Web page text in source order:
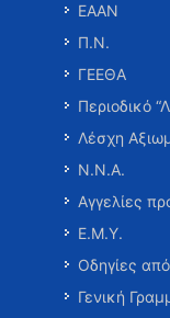
ΕΑΑΝ
Π.Ν.
ΓΕΕΘΑ
Περιοδικό
Λέσχη
Ν.Ν.Α.
Αγγελίες
Ε.Μ.Υ.
Οδηγίες
Γενική